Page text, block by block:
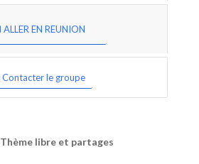
ALLER EN REUNION
Contacter le groupe
Thème libre et partages